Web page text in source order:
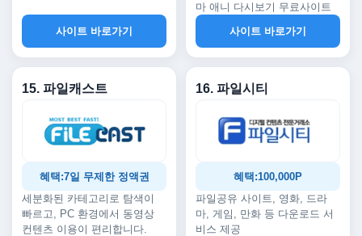
사이트 바로가기
마 애니 다시보기 무료사이트
사이트 바로가기
15. 파일캐스트
혜택:7일 무제한 정액권
세분화된 카테고리로 탐색이
빠르고, PC 환경에서 동영상
컨텐츠 이용이 편리합니다.
16. 파일시티
혜택:100,000P
파일공유 사이트, 영화, 드라
마, 게임, 만화 등 다운로드 서
비스 제공